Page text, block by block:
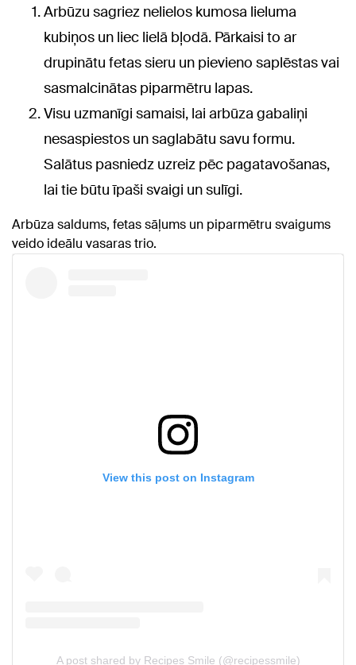
Arbūzu sagriez nelielos kumosa lieluma
kubiņos un liec lielā bļodā. Pārkaisi to ar
drupinātu fetas sieru un pievieno saplēstas vai
sasmalcinātas piparmētru lapas.
Visu uzmanīgi samaisi, lai arbūza gabaliņi
nesaspiestos un saglabātu savu formu.
Salātus pasniedz uzreiz pēc pagatavošanas,
lai tie būtu īpaši svaigi un sulīgi.
Arbūza saldums, fetas sāļums un piparmētru svaigums
veido ideālu vasaras trio.